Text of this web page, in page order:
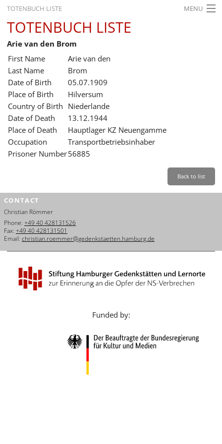
TOTENBUCH LISTE MENU
STARTSEITE
AUSSTELLUNGEN
GESCHICHTE
BILDUNG
FORSCHUNG
SERVICE
Leichte Sprache Back
Dansk
Español
Italiano
Nederlands
Português
TOTENBUCH LISTE
Arie van den Brom
First Name
Arie van den
Last Name
Brom
Date of Birth
05.07.1909
Place of Birth
Hilversum
Country of Birth Niederlande
Date of Death
13.12.1944
Place of Death
Hauptlager KZ Neuengamme
Occupation
Transportbetriebsinhaber
Prisoner Number56885
Back to list
CONTACT
Christian Römmer
Phone: +49 40 428131526
Fax: +49 40 428131501
Email: christian.roemmer@gedenkstaetten.hamburg.de
Funded by: